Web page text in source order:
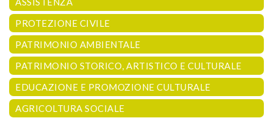
PROTEZIONE CIVILE
PATRIMONIO AMBIENTALE
PATRIMONIO STORICO, ARTISTICO E CULTURALE
EDUCAZIONE E PROMOZIONE CULTURALE
AGRICOLTURA SOCIALE